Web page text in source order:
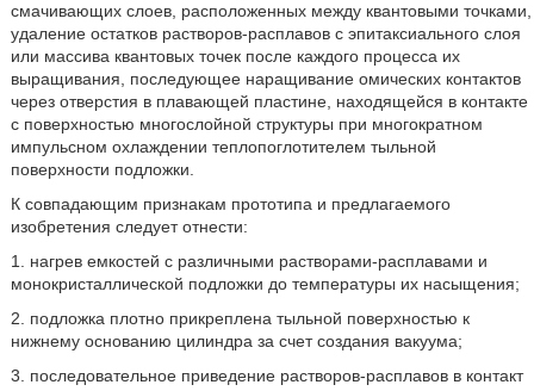
смачивающих слоев, расположенных между квантовыми точками,
удаление остатков растворов-расплавов с эпитаксиального слоя
или массива квантовых точек после каждого процесса их
выращивания, последующее наращивание омических контактов
через отверстия в плавающей пластине, находящейся в контакте
с поверхностью многослойной структуры при многократном
импульсном охлаждении теплопоглотителем тыльной
поверхности подложки.
К совпадающим признакам прототипа и предлагаемого
изобретения следует отнести:
1. нагрев емкостей с различными растворами-расплавами и
монокристаллической подложки до температуры их насыщения;
2. подложка плотно прикреплена тыльной поверхностью к
нижнему основанию цилиндра за счет создания вакуума;
3. последовательное приведение растворов-расплавов в контакт